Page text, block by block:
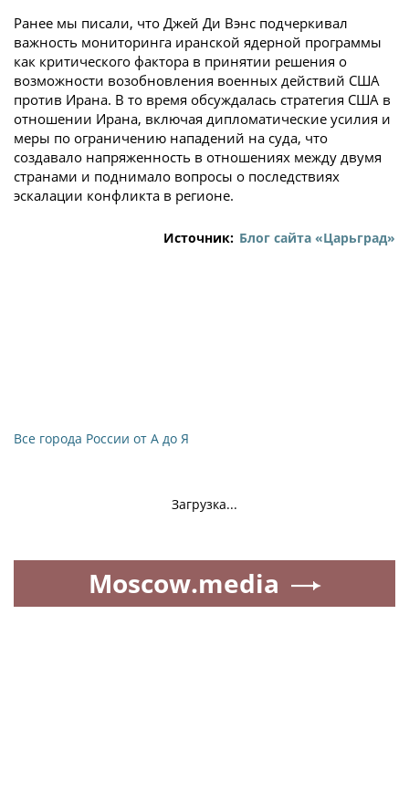
Ранее мы писали, что Джей Ди Вэнс подчеркивал
важность мониторинга иранской ядерной программы
как критического фактора в принятии решения о
возможности возобновления военных действий США
против Ирана. В то время обсуждалась стратегия США в
отношении Ирана, включая дипломатические усилия и
меры по ограничению нападений на суда, что
создавало напряженность в отношениях между двумя
странами и поднимало вопросы о последствиях
эскалации конфликта в регионе.
Источник: Блог сайта «Царьград»
Все города России от А до Я
Загрузка...
Moscow.media